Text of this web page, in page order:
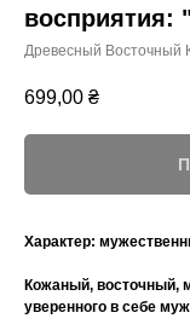
Древесный Восточный
699,00 ₴
Характер:
Кожаный, восточный,
уверенного в себе